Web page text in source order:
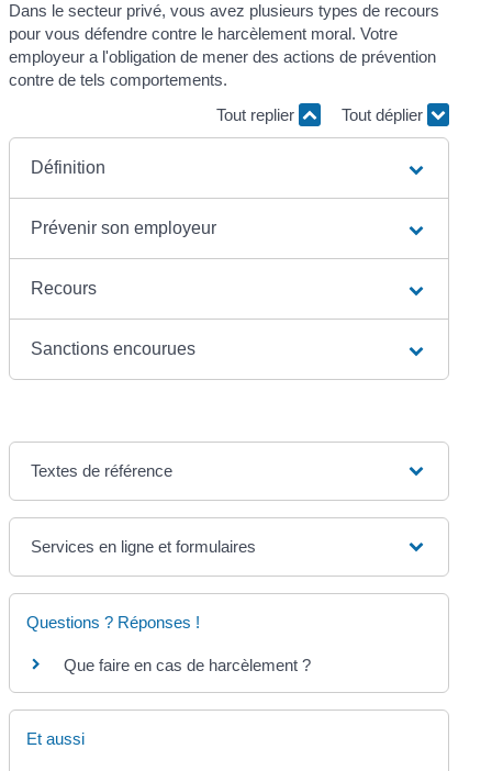
Dans le secteur privé, vous avez plusieurs types de recours
pour vous défendre contre le harcèlement moral. Votre
employeur a l'obligation de mener des actions de prévention
contre de tels comportements.
Tout replier
Tout déplier
Définition
Prévenir son employeur
Recours
Sanctions encourues
Textes de référence
Services en ligne et formulaires
Questions ? Réponses !
Que faire en cas de harcèlement ?
Et aussi